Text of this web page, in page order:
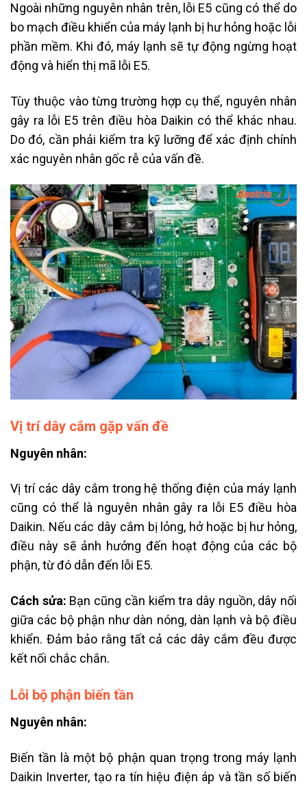
Ngoài những nguyên nhân trên, lỗi E5 cũng có thể do
bo mạch điều khiển của máy lạnh bị hư hỏng hoặc lỗi
phần mềm. Khi đó, máy lạnh sẽ tự động ngừng hoạt
động và hiển thị mã lỗi E5.
Tùy thuộc vào từng trường hợp cụ thể, nguyên nhân
gây ra lỗi E5 trên điều hòa Daikin có thể khác nhau.
Do đó, cần phải kiểm tra kỹ lưỡng để xác định chính
xác nguyên nhân gốc rễ của vấn đề.
Vị trí dây cắm gặp vấn đề
Nguyên nhân:
Vị trí các dây cắm trong hệ thống điện của máy lạnh
cũng có thể là nguyên nhân gây ra lỗi E5 điều hòa
Daikin. Nếu các dây cắm bị lỏng, hở hoặc bị hư hỏng,
điều này sẽ ảnh hưởng đến hoạt động của các bộ
phận, từ đó dẫn đến lỗi E5.
Cách sửa: Bạn cũng cần kiểm tra dây nguồn, dây nối
giữa các bộ phận như dàn nóng, dàn lạnh và bộ điều
khiển. Đảm bảo rằng tất cả các dây cắm đều được
kết nối chắc chắn.
Lỗi bộ phận biến tần
Nguyên nhân:
Biến tần là một bộ phận quan trọng trong máy lạnh
Daikin Inverter, tạo ra tín hiệu điện áp và tần số biến